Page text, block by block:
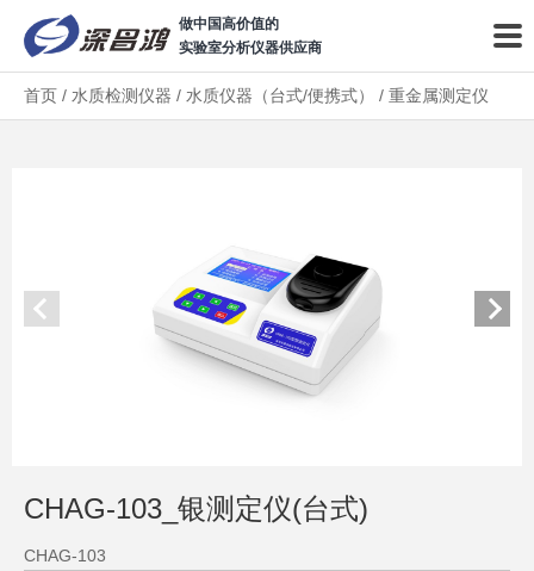
做中国高价值的
实验室分析仪器供应商
首页 / 水质检测仪器 / 水质仪器（台式/便携式） / 重金属测定仪
CHAG-103_银测定仪(台式)
CHAG-103